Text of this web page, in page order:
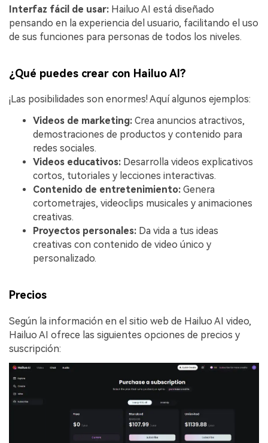
Interfaz fácil de usar: Hailuo AI está diseñado
pensando en la experiencia del usuario, facilitando el uso
de sus funciones para personas de todos los niveles.
¿Qué puedes crear con Hailuo AI?
¡Las posibilidades son enormes! Aquí algunos ejemplos:
Videos de marketing: Crea anuncios atractivos,
demostraciones de productos y contenido para
redes sociales.
Videos educativos: Desarrolla videos explicativos
cortos, tutoriales y lecciones interactivas.
Contenido de entretenimiento: Genera
cortometrajes, videoclips musicales y animaciones
creativas.
Proyectos personales: Da vida a tus ideas
creativas con contenido de video único y
personalizado.
Precios
Según la información en el sitio web de Hailuo AI video,
Hailuo AI ofrece las siguientes opciones de precios y
suscripción: